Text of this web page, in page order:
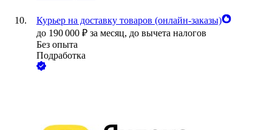
Курьер на доставку товаров (онлайн-заказы)
до 190 000 ₽ за месяц, до вычета налогов
Без опыта
Подработка